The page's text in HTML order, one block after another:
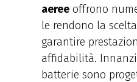
aeree offrono
le rendono la
garantire
affidabilità.
batterie sono